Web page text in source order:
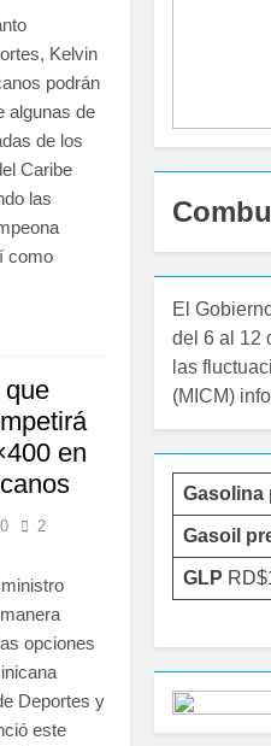
Kelvin
podrán
algunas de
de los
Caribe
las
como
en
0
2
opciones
Deportes y
este
El
del 6 al 12
las
(MICM)
Gasolina
Gasoil
GLP